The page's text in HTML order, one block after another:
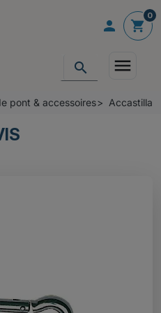
 shopping_cart
0
search menu
pont & accessoires